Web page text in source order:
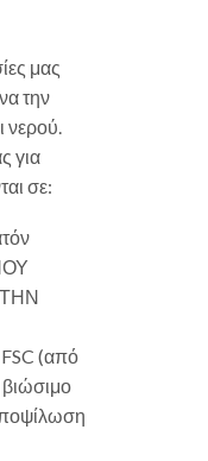
μας
την
νερού.
για
σε:
(από
βιώσιμο